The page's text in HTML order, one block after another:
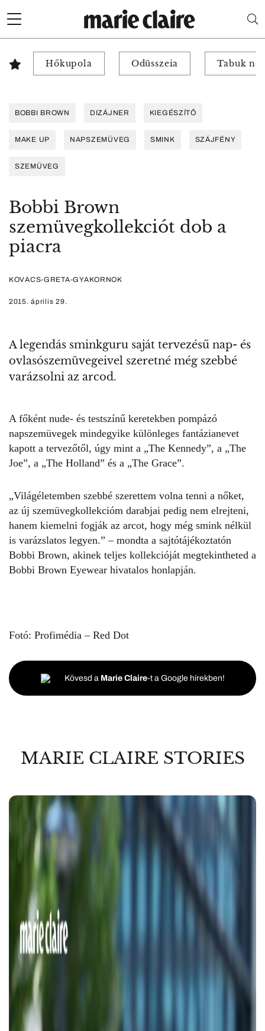
Hőkupola Odüsszeia Tabuk
BOBBI BROWN DIZÁJNER KIEGÉSZÍTŐ
MAKE UP NAPSZEMÜVEG SMINK SZÁJFÉNY
SZEMÜVEG
Bobbi Brown
szemüvegkollekciót dob a
piacra
KOVACS-GRETA-GYAKORNOK
2015. április 29.
A legendás sminkguru saját tervezésű nap- és
ovlasószemüvegeivel szeretné még szebbé
varázsolni az arcod.
A főként nude- és testszínű keretekben pompázó
napszemüvegek mindegyike különleges fantázianevet
kapott a tervezőtől, úgy mint a „The Kennedy”, a „The
Joe”, a „The Holland” és a „The Grace”.
„Világéletemben szebbé szerettem volna tenni a nőket,
az új szemüvegkollekcióm darabjai pedig nem elrejteni,
hanem kiemelni fogják az arcot, hogy még smink nélkül
is varázslatos legyen.” – mondta a sajtótájékoztatón
Bobbi Brown, akinek teljes kollekcióját megtekintheted a
Bobbi Brown Eyewear hivatalos honlapján.
Fotó: Profimédia – Red Dot
Kövesd a Marie Claire-t a Google hírekben!
MARIE CLAIRE STORIES